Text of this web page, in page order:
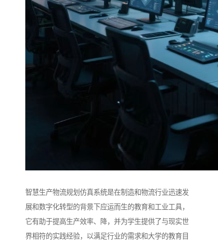
智慧生产物流规划仿真系统是在制造和物流行业迅速发
展和数字化转型的背景下应运而生的教育和工业工具，
它有助于提高生产效率、降，并为学生提供了与现实世
界相符的实践经验，以满足行业的需求和大学的教育目